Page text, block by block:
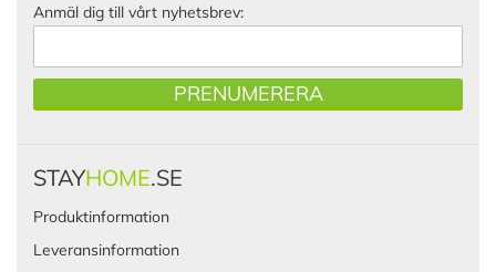
Anmäl dig till vårt nyhetsbrev:
PRENUMERERA
STAYHOME.SE
Produktinformation
Leveransinformation